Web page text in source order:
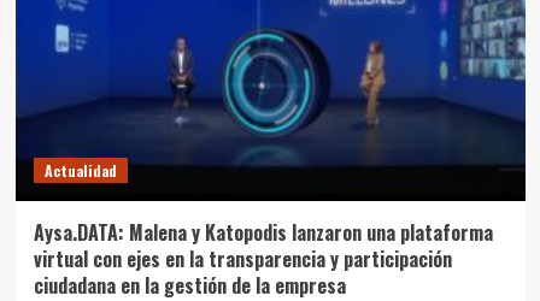
depuradora
para
vecinos
Actualidad
Aysa.DATA: Malena y Katopodis lanzaron una plataforma
virtual con ejes en la transparencia y participación
ciudadana en la gestión de la empresa